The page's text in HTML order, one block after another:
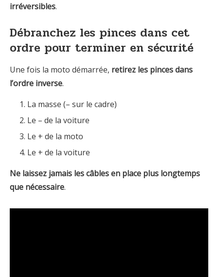
irréversibles.
Débranchez les pinces dans cet
ordre pour terminer en sécurité
Une fois la moto démarrée, retirez les pinces dans
l’ordre inverse.
La masse (– sur le cadre)
Le – de la voiture
Le + de la moto
Le + de la voiture
Ne laissez jamais les câbles en place plus longtemps
que nécessaire.